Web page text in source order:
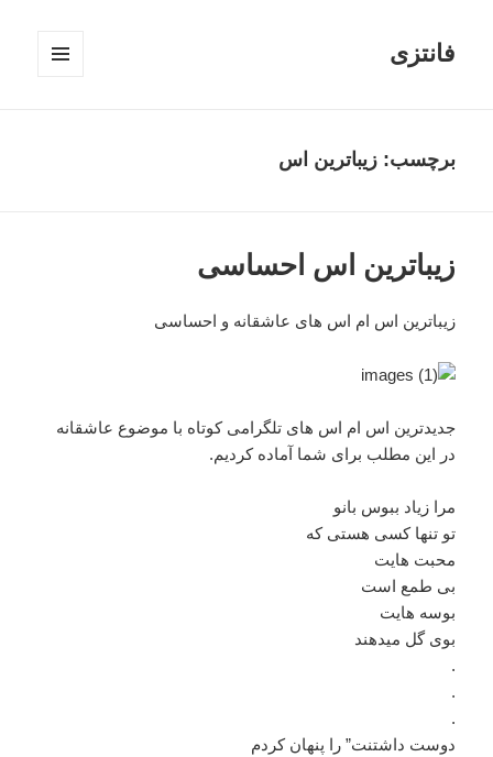
فانتزی
برچسب: زیباترین اس
زیباترین اس احساسی
زیباترین اس ام اس های عاشقانه و احساسی
جدیدترین اس ام اس های تلگرامی کوتاه با موضوع عاشقانه
در این مطلب برای شما آماده کردیم.
مرا زیاد ببوس بانو
تو تنها کسی هستی که
محبت هایت
بی طمع است
بوسه هایت
بوی گل میدهند
.
.
.
دوست داشتنت” را پنهان کردم